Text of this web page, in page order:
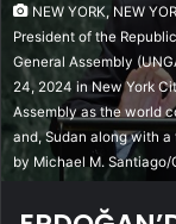
NEW YORK, NEW
President of the
General Assembly
24, 2024 in New York
Assembly as the world
and, Sudan along with
by Michael M. Santiago/